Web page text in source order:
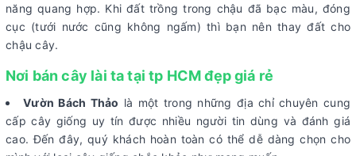
năng quang hợp. Khi đất trồng trong chậu đã bạc màu, đóng
cục (tưới nước cũng không ngấm) thì bạn nên thay đất cho
chậu cây.
Nơi bán cây lài ta tại tp HCM đẹp giá rẻ
Vườn Bách Thảo là một trong những địa chỉ chuyên cung
cấp cây giống uy tín được nhiều người tin dùng và đánh giá
cao. Đến đây, quý khách hoàn toàn có thể dễ dàng chọn cho